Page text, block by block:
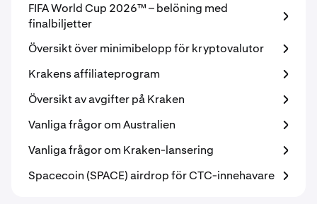
FIFA World Cup 2026™ – belöning med
finalbiljetter
Översikt över minimibelopp för kryptovalutor
Krakens affiliateprogram
Översikt av avgifter på Kraken
Vanliga frågor om Australien
Vanliga frågor om Kraken-lansering
Spacecoin (SPACE) airdrop för CTC-innehavare